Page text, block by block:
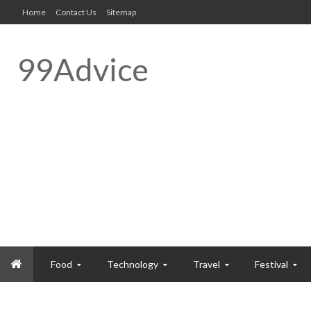
Home Contact Us Sitemap
99Advice
Food Technology Travel Festival